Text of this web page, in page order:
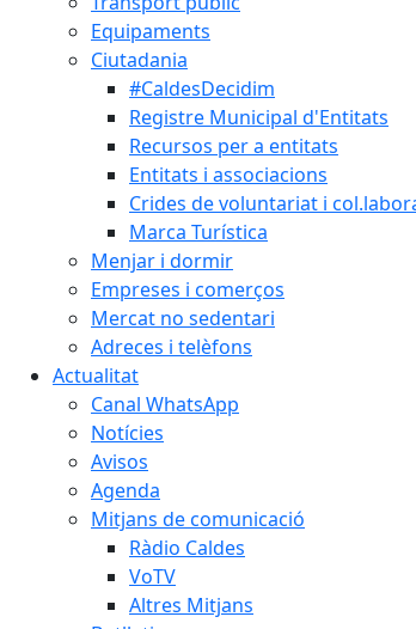
Equipaments
Ciutadania
#CaldesDecidim
Registre Municipal d'Entitats
Recursos per a entitats
Entitats i associacions
Crides de voluntariat i
Marca Turística
Menjar i dormir
Empreses i comerços
Mercat no sedentari
Adreces i telèfons
Actualitat
Canal WhatsApp
Notícies
Avisos
Agenda
Mitjans de comunicació
Ràdio Caldes
VoTV
Altres Mitjans